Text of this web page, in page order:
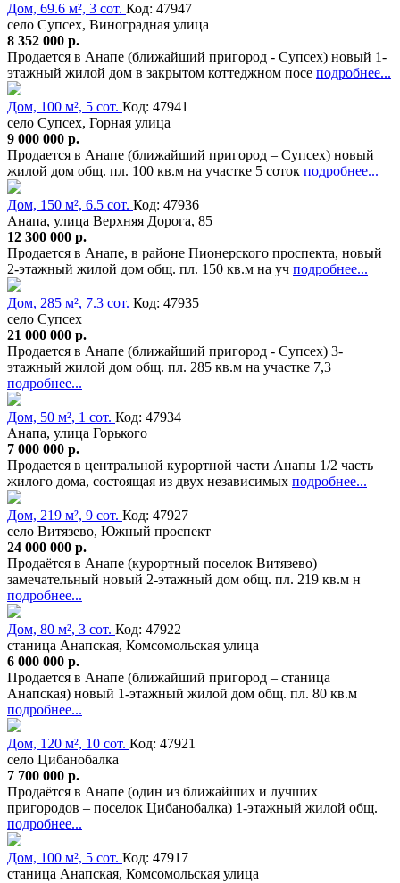
Дом, 69.6 м², 3 сот. Код: 47947
село Супсех, Виноградная улица
8 352 000 р.
Продается в Анапе (ближайший пригород - Супсех) новый 1-
этажный жилой дом в закрытом коттеджном посе подробнее...
Дом, 100 м², 5 сот. Код: 47941
село Супсех, Горная улица
9 000 000 р.
Продается в Анапе (ближайший пригород – Супсех) новый
жилой дом общ. пл. 100 кв.м на участке 5 соток подробнее...
Дом, 150 м², 6.5 сот. Код: 47936
Анапа, улица Верхняя Дорога, 85
12 300 000 р.
Продается в Анапе, в районе Пионерского проспекта, новый
2-этажный жилой дом общ. пл. 150 кв.м на уч подробнее...
Дом, 285 м², 7.3 сот. Код: 47935
село Супсех
21 000 000 р.
Продается в Анапе (ближайший пригород - Супсех) 3-
этажный жилой дом общ. пл. 285 кв.м на участке 7,3
подробнее...
Дом, 50 м², 1 сот. Код: 47934
Анапа, улица Горького
7 000 000 р.
Продается в центральной курортной части Анапы 1/2 часть
жилого дома, состоящая из двух независимых подробнее...
Дом, 219 м², 9 сот. Код: 47927
село Витязево, Южный проспект
24 000 000 р.
Продаётся в Анапе (курортный поселок Витязево)
замечательный новый 2-этажный дом общ. пл. 219 кв.м н
подробнее...
Дом, 80 м², 3 сот. Код: 47922
станица Анапская, Комсомольская улица
6 000 000 р.
Продается в Анапе (ближайший пригород – станица
Анапская) новый 1-этажный жилой дом общ. пл. 80 кв.м
подробнее...
Дом, 120 м², 10 сот. Код: 47921
село Цибанобалка
7 700 000 р.
Продаётся в Анапе (один из ближайших и лучших
пригородов – поселок Цибанобалка) 1-этажный жилой общ.
подробнее...
Дом, 100 м², 5 сот. Код: 47917
станица Анапская, Комсомольская улица